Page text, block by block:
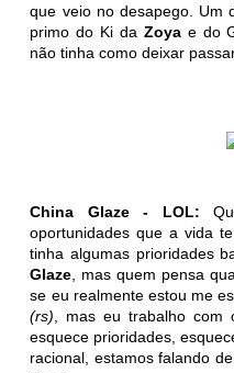
que veio no desapego. Um
primo do Ki da Zoya e do
não tinha como deixar
China Glaze - LOL:
oportunidades que a vida
tinha algumas prioridades
Glaze , mas quem pensa
se eu realmente estou me
(rs) , mas eu trabalho com
esquece prioridades,
racional, estamos falando